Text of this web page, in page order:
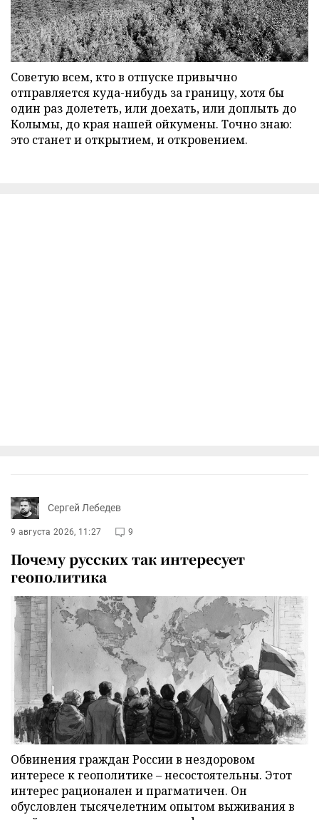
Советую всем, кто в отпуске привычно
отправляется куда-нибудь за границу, хотя бы
один раз долететь, или доехать, или доплыть до
Колымы, до края нашей ойкумены. Точно знаю:
это станет и открытием, и откровением.
Сергей Лебедев
9 августа 2026, 11:27 9
Почему русских так интересует
геополитика
Обвинения граждан России в нездоровом
интересе к геополитике – несостоятельны. Этот
интерес рационален и прагматичен. Он
обусловлен тысячелетним опытом выживания в